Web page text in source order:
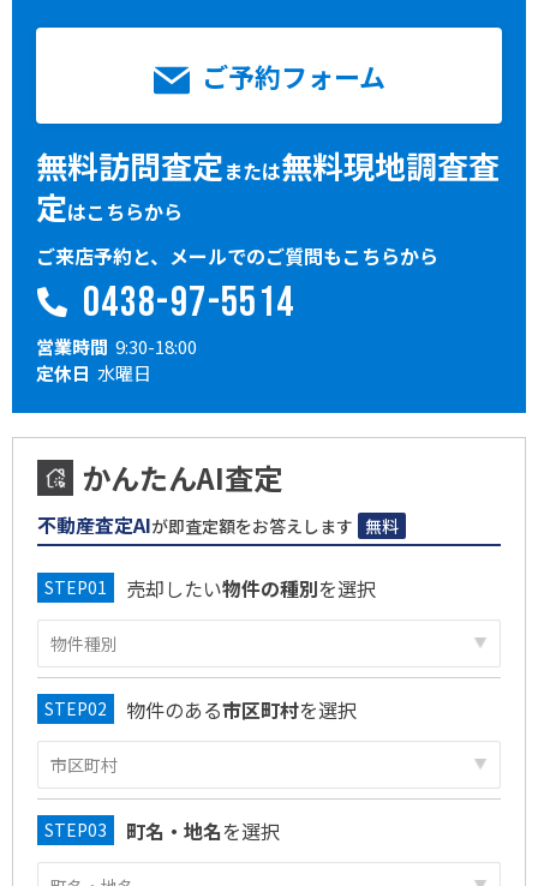
ご予約フォーム
無料訪問査定または無料現地調査査
定はこちらから
ご来店予約と、メールでのご質問もこちらから
0438-97-5514
営業時間 9:30-18:00
定休日 水曜日
かんたんAI査定
不動産査定AIが即査定額をお答えします 無料
売却したい物件の種別を選択
物件のある市区町村を選択
町名・地名を選択